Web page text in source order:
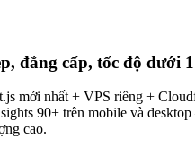
đẳng cấp, tốc độ dưới
mới nhất + VPS riêng +
90+ trên mobile và
cao.